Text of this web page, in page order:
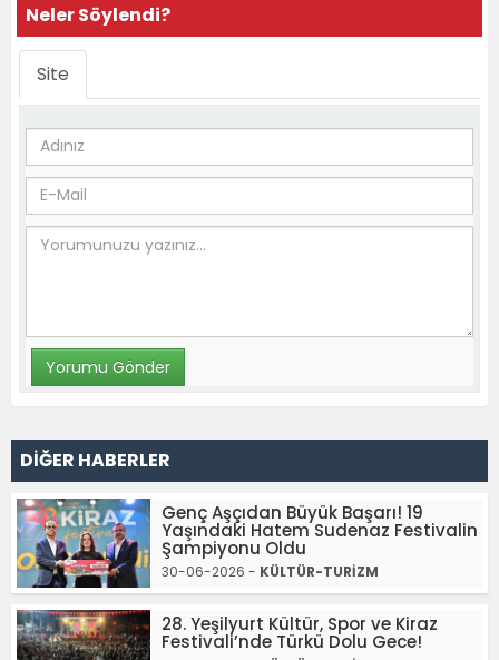
Neler Söylendi?
Site
DİĞER HABERLER
Genç Aşçıdan Büyük Başarı! 19
Yaşındaki Hatem Sudenaz Festivalin
Şampiyonu Oldu
30-06-2026 - KÜLTÜR-TURİZM
28. Yeşilyurt Kültür, Spor ve Kiraz
Festivali’nde Türkü Dolu Gece!